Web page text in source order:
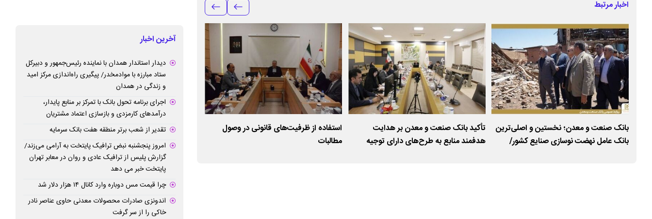
اخبار مرتبط
بانک صنعت و معدن؛ نخستین و اصلی‌ترین
بانک عامل نهضت نوسازی صنایع کشور/
تأکید بانک صنعت و معدن بر هدایت
هدفمند منابع به طرح‌های دارای توجیه
استفاده از ظرفیت‌های قانونی در وصول
مطالبات
برگزاری نشست ”هم خانواده وزارت صمت“
در استان گیلان
تأمین سرمایه
صنعتی
بانک صنعت و
آخرین اخبار
دیدار استاندار همدان با نماینده رئیس‌جمهور و دبیرکل
ستاد مبارزه با موادمخدر/ پیگیری راه‌اندازی مرکز امید
و زندگی در همدان
اجرای برنامه تحول بانک با تمرکز بر منابع پایدار،
درآمدهای کارمزدی و بازسازی اعتماد مشتریان
تقدیر از شعب برتر منطقه هفت بانک سرمایه
امروز پنجشنبه نبض ترافیک پایتخت به آرامی می‌زند/
گزارش پلیس از ترافیک عادی و روان در معابر تهران
پایتخت خبر می دهد
چرا قیمت مس دوباره وارد کانال ۱۴ هزار دلار شد
اندونزی صادرات محصولات معدنی حاوی عناصر نادر
خاکی را از سر گرفت